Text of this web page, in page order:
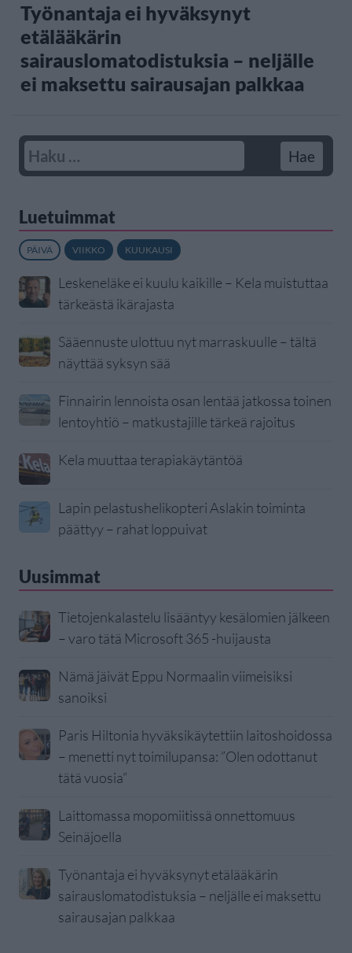
Työnantaja ei hyväksynyt
etälääkärin
sairauslomatodistuksia – neljälle
ei maksettu sairausajan palkkaa
Luetuimmat
PÄIVÄ VIIKKO KUUKAUSI
Leskeneläke ei kuulu kaikille – Kela muistuttaa
tärkeästä ikärajasta
Sääennuste ulottuu nyt marraskuulle – tältä
näyttää syksyn sää
Finnairin lennoista osan lentää jatkossa toinen
lentoyhtiö – matkustajille tärkeä rajoitus
Kela muuttaa terapiakäytäntöä
Lapin pelastushelikopteri Aslakin toiminta
päättyy – rahat loppuivat
Uusimmat
Tietojenkalastelu lisääntyy kesälomien jälkeen
– varo tätä Microsoft 365 -huijausta
Nämä jäivät Eppu Normaalin viimeisiksi
sanoiksi
Paris Hiltonia hyväksikäytettiin laitoshoidossa
– menetti nyt toimilupansa: ”Olen odottanut
tätä vuosia”
Laittomassa mopomiitissä onnettomuus
Seinäjoella
Työnantaja ei hyväksynyt etälääkärin
sairauslomatodistuksia – neljälle ei maksettu
sairausajan palkkaa